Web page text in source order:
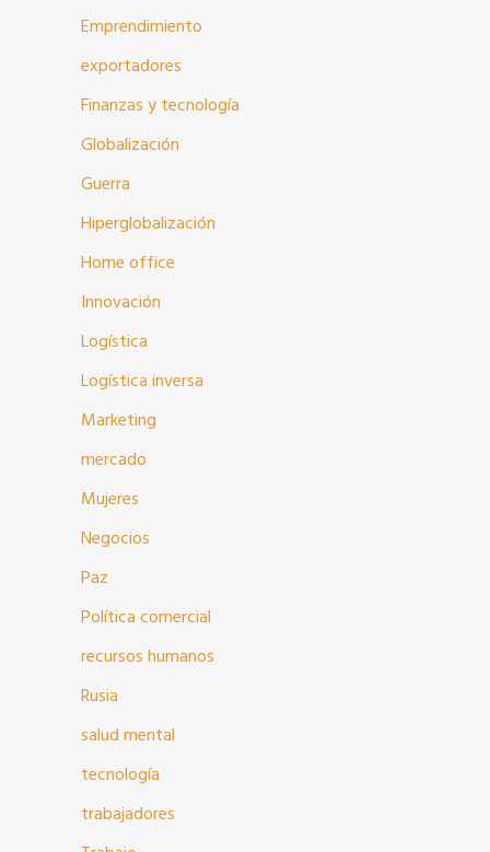
Emprendimiento
exportadores
Finanzas y tecnología
Globalización
Guerra
Hiperglobalización
Home office
Innovación
Logística
Logística inversa
Marketing
mercado
Mujeres
Negocios
Paz
Política comercial
recursos humanos
Rusia
salud mental
tecnología
trabajadores